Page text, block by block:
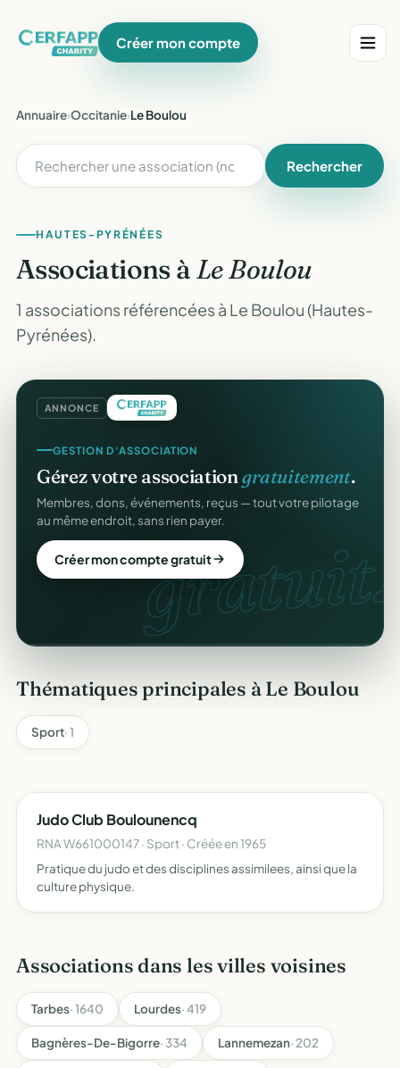
Créer mon compte
Annuaire›Occitanie›Le Boulou
Rechercher
HAUTES-PYRÉNÉES
Associations àLe Boulou
1 associations référencées à Le Boulou (Hautes-
Pyrénées).
ANNONCE
gratuit.
GESTION D'ASSOCIATION
Gérez votre associationgratuitement.
Membres, dons, événements, reçus — tout votre pilotage
au même endroit, sans rien payer.
Créer mon compte gratuit
REÇUS FISCAUX
Vos reçusCERFAautomatiques.
Générés et envoyés à vos donateurs en un clic,
conformes au modèle officiel n°11580.
Automatiser mes reçus
Thématiques principales à Le Boulou
Sport· 1
Judo Club Boulounencq
RNA W661000147 · Sport · Créée en 1965
Pratique du judo et des disciplines assimilees, ainsi que la
culture physique.
Associations dans les villes voisines
Tarbes· 1640 Lourdes· 419
Bagnères-De-Bigorre· 334 Lannemezan· 202